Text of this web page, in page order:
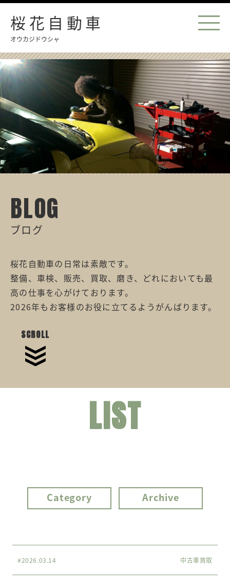
桜花自動車
オウカジドウシャ
BLOG
ブログ
桜花自動車の日常は素敵です。
整備、車検、販売、買取、磨き、どれにおいても最
高の仕事を心がけております。
2026年もお客様のお役に立てるようがんばります。
SCROLL
LIST
Category Archive
#2026.03.14 中古車買取